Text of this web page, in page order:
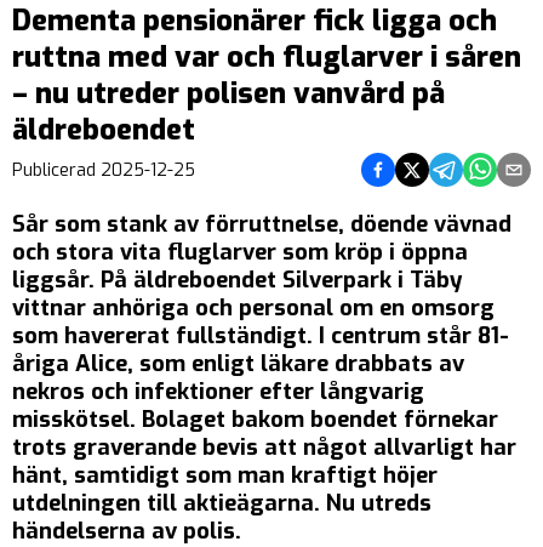
Dementa pensionärer fick ligga och
ruttna med var och fluglarver i såren
– nu utreder polisen vanvård på
äldreboendet
Publicerad 2025-12-25 Dela på Facebook
Dela på Twitter
Dela påDela på
Dela
Sår som stank av förruttnelse, döende vävnad
och stora vita fluglarver som kröp i öppna
liggsår. På äldreboendet Silverpark i Täby
vittnar anhöriga och personal om en omsorg
som havererat fullständigt. I centrum står 81-
åriga Alice, som enligt läkare drabbats av
nekros och infektioner efter långvarig
misskötsel. Bolaget bakom boendet förnekar
trots graverande bevis att något allvarligt har
hänt, samtidigt som man kraftigt höjer
utdelningen till aktieägarna. Nu utreds
händelserna av polis.